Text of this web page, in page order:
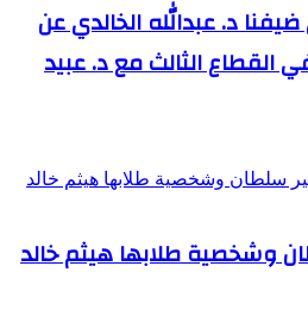
د. عبدالله الخالدي عن
القطاع الثالث مع د. عبيد
وشخصية طلابها هيثم خالد